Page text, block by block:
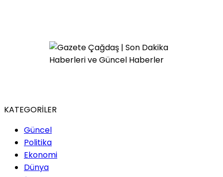
KATEGORİLER
Güncel
Politika
Ekonomi
Dünya